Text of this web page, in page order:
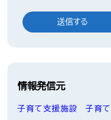
情報発信元
子育て支援施設 子育